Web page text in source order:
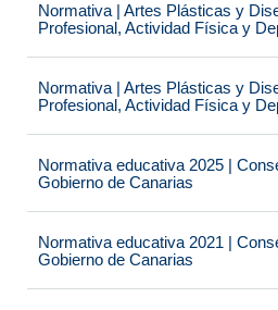
Normativa | Artes Plásticas y
Profesional, Actividad Física y
Normativa | Artes Plásticas y
Profesional, Actividad Física y
Normativa educativa 2025 |
Gobierno de Canarias
Normativa educativa 2021 |
Gobierno de Canarias